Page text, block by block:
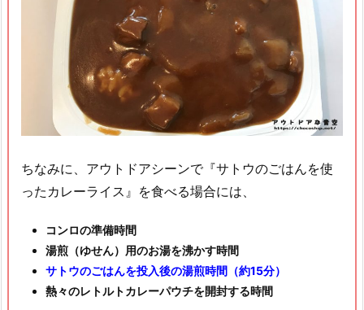
ちなみに、アウトドアシーンで『サトウのごはんを使
ったカレーライス』を食べる場合には、
コンロの準備時間
湯煎（ゆせん）用のお湯を沸かす時間
サトウのごはんを投入後の湯煎時間（約15分）
熱々のレトルトカレーパウチを開封する時間